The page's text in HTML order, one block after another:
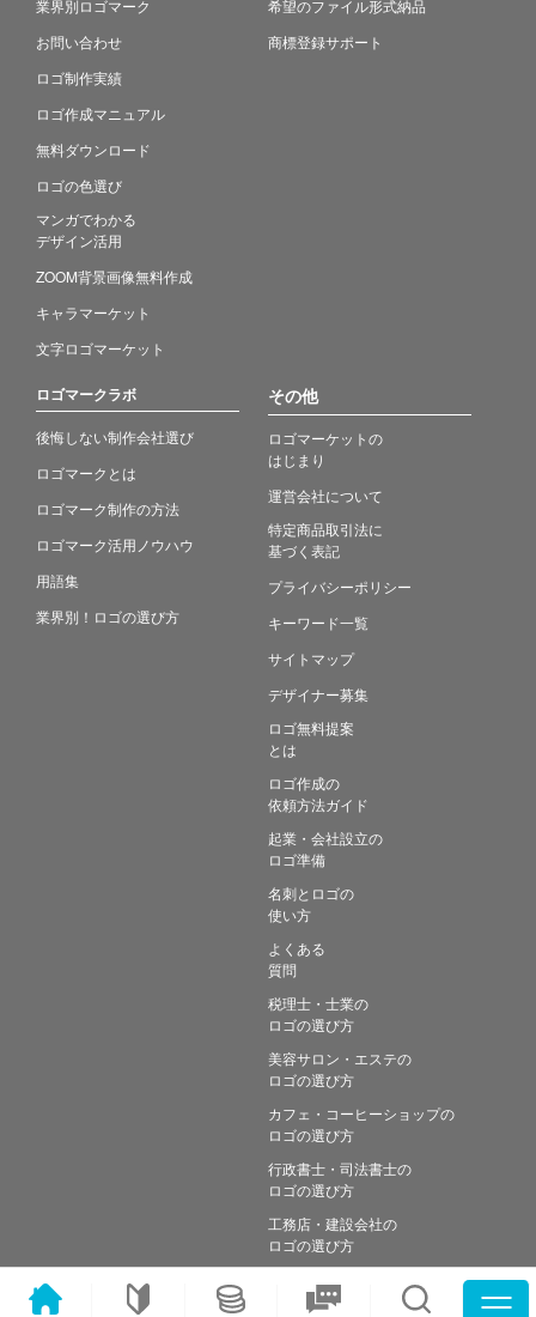
業界別ロゴマーク
お問い合わせ
ロゴ制作実績
ロゴ作成マニュアル
無料ダウンロード
ロゴの色選び
マンガでわかる
デザイン活用
ZOOM背景画像無料作成
キャラマーケット
文字ロゴマーケット
希望のファイル形式納品
商標登録サポート
ロゴマークラボ
後悔しない制作会社選び
ロゴマークとは
ロゴマーク制作の方法
ロゴマーク活用ノウハウ
用語集
業界別！ロゴの選び方
その他
ロゴマーケットの
はじまり
運営会社について
特定商品取引法に
基づく表記
プライバシーポリシー
キーワード一覧
サイトマップ
デザイナー募集
ロゴ無料提案
とは
ロゴ作成の
依頼方法ガイド
起業・会社設立の
ロゴ準備
名刺とロゴの
使い方
よくある
質問
税理士・士業の
ロゴの選び方
美容サロン・エステの
ロゴの選び方
カフェ・コーヒーショップの
ロゴの選び方
行政書士・司法書士の
ロゴの選び方
工務店・建設会社の
ロゴの選び方